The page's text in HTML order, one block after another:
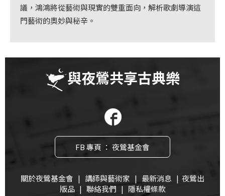
議，鴻鴻將從藝術與現實的雙重面向，解析歌劇導演這
門藝術的奧妙與秘辛。
與夜鶯共享古典樂
FB 專頁 ： 夜鶯基金會
關於夜鶯基金會 | 講師與藝術家 | 最新消息 | 夜鶯出
版品| 聯絡我們 | 隱私權條款